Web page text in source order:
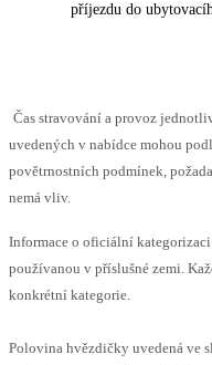
příjezdu do
Čas stravování a provoz
uvedených v nabídce mohou
povětrnostních podmínek,
nemá vliv.
Informace o oficiální
používanou v příslušné zemi.
konkrétní kategorie.
Polovina hvězdičky uvedená ve